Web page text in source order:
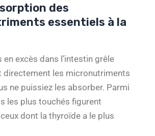
des
essentiels à la
en excès dans l’intestin grêle
directement les micronutriments
ne puissiez les absorber. Parmi
les plus touchés figurent
dont la thyroïde a le plus